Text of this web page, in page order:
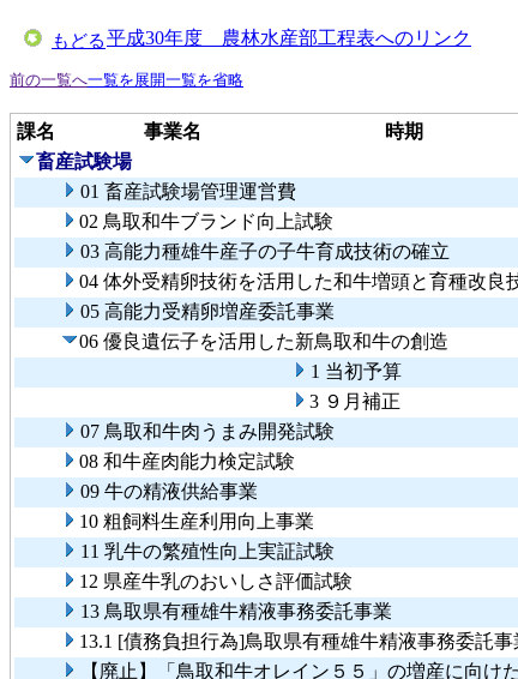
もどる平成30年度 農林水産部工程表へのリンク
前の一覧へ一覧を展開一覧を省略
課名 事業名 時期
畜産試験場
01 畜産試験場管理運営費
02 鳥取和牛ブランド向上試験
03 高能力種雄牛産子の子牛育成技術の確立
04 体外受精卵技術を活用した和牛増頭と育種改良
05 高能力受精卵増産委託事業
06 優良遺伝子を活用した新鳥取和牛の創造
1 当初予算
3 ９月補正
07 鳥取和牛肉うまみ開発試験
08 和牛産肉能力検定試験
09 牛の精液供給事業
10 粗飼料生産利用向上事業
11 乳牛の繁殖性向上実証試験
12 県産牛乳のおいしさ評価試験
13 鳥取県有種雄牛精液事務委託事業
13.1 [債務負担行為]鳥取県有種雄牛精液事務委託事
【廃止】「鳥取和牛オレイン５５」の増産に向け